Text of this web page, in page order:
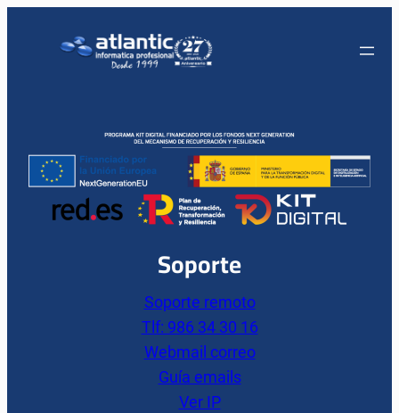
Soporte
Soporte remoto
Tlf: 986 34 30 16
Webmail correo
Guía emails
Ver IP